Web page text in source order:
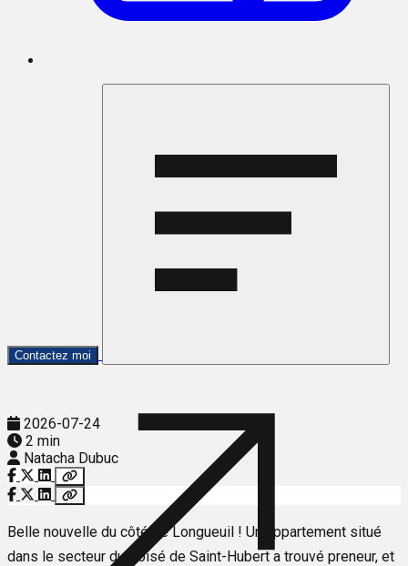
Contactez moi
2026-07-24
2 min
Natacha Dubuc
Belle nouvelle du côté de Longueuil ! Un appartement situé
dans le secteur du Boisé de Saint-Hubert a trouvé preneur, et